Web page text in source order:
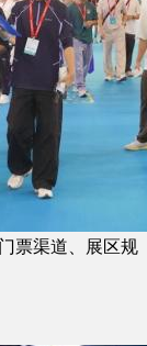
票渠道、展区规